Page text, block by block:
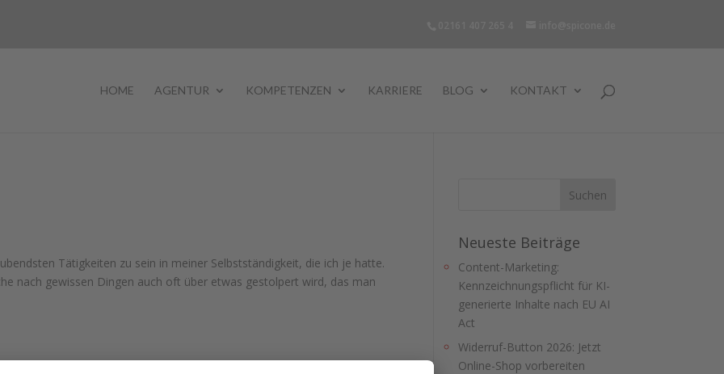
HOME AGENTUR KOMPETENZEN KARRIERE BLOG KONTAKT
Tätigkeiten zu sein in meiner Selbstständigkeit, die ich je hatte.
nach gewissen Dingen auch oft über etwas gestolpert wird, das man
Neueste Beiträge
Content-Marketing:
Kennzeichnungspflicht für KI-
generierte Inhalte nach EU AI
Act
Widerruf-Button 2026: Jetzt
Online-Shop vorbereiten